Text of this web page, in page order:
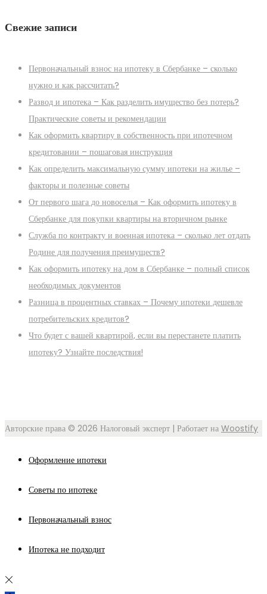
Свежие записи
Первоначальный взнос на ипотеку в Сбербанке – сколько
нужно и как рассчитать?
Развод и ипотека – Как разделить имущество без потерь?
Практические советы и рекомендации
Как оформить квартиру в собственность при ипотечном
кредитовании – пошаговая инструкция
Как определить максимальную сумму ипотеки на жилье –
факторы и полезные советы
От первого шага до новоселья – Как оформить ипотеку в
Сбербанке для покупки квартиры на вторичном рынке
Служба по контракту и военная ипотека – сколько лет отдать
Родине для получения преимуществ?
Как оформить ипотеку на дом в Сбербанке – полный список
необходимых документов
Разница в процентных ставках – Почему ипотеки дешевле
потребительских кредитов?
Что будет с вашей квартирой, если вы перестанете платить
ипотеку? Узнайте последствия!
Авторские права © 2026 Налоговый эксперт | Работает на Woostify
Оформление ипотеки
Советы по ипотеке
Первоначальный взнос
Ипотека не подходит